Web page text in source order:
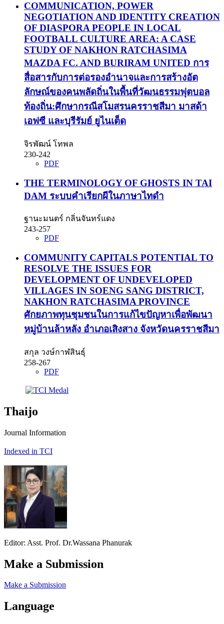
COMMUNICATION, POWER
NEGOTIATION AND IDENTITY CREATION
OF DIASPORA PEOPLE IN LOCAL
FOOTBALL CULTURE AREA: A CASE
STUDY OF NAKHON RATCHASIMA
MAZDA FC. AND BURIRAM UNITED การ
สื่อสารกับการต่อรองอำนาจและการสร้างอัต
ลักษณ์ของคนพลัดถิ่นในพื้นที่วัฒนธรรมฟุตบอล
ท้องถิ่น:ศึกษากรณีสโมสรนครราชสีมา มาสด้า
เอฟซี และบุรีรัมย์ ยูไนเต็ด
จิรพัฒน์ โทพล
230-242
PDF
THE TERMINOLOGY OF GHOSTS IN TAI
DAM ระบบคำเรียกผีในภาษาไทดำ
ฐานะมนตร์ กลิ่นจันทร์แดง
243-257
PDF
COMMUNITY CAPITALS POTENTIAL TO
RESOLVE THE ISSUES FOR
DEVELOPMENT OF UNDEVELOPED
VILLAGES IN SOENG SANG DISTRICT,
NAKHON RATCHASIMA PROVINCE
ศักยภาพทุนชุมชนในการแก้ไขปัญหาเพื่อพัฒนา
หมู่บ้านล้าหลัง อำเภอเสิงสาง จังหวัดนครราชสีมา
สกุล วงษ์กาฬสินธุ์
258-267
PDF
Thaijo
Journal Information
Indexed in TCI
Editor: Asst. Prof. Dr.Wassana Phanurak
Make a Submission
Make a Submission
Language